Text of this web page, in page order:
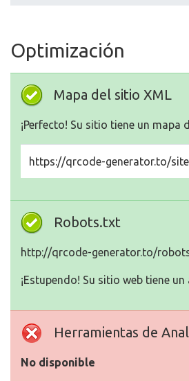
Optimización
Mapa del sitio XML
¡Perfecto! Su sitio tiene un mapa
https://qrcode-generator.to/
Robots.txt
http://qrcode-generator.to/
¡Estupendo! Su sitio web tiene
Herramientas de
No disponible